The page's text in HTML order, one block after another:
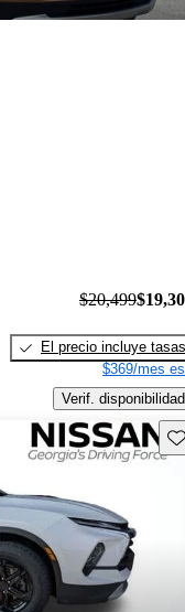
$20,499
El precio incluye tasas
$369/mes
Verif. disponibilidad